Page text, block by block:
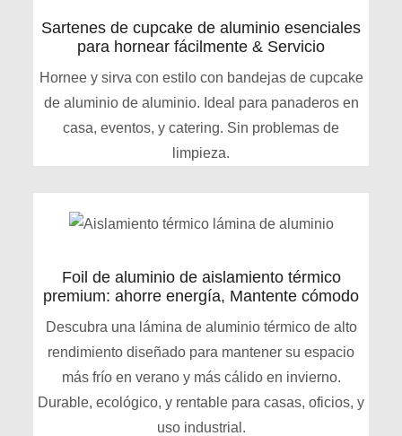
Sartenes de cupcake de aluminio esenciales
para hornear fácilmente & Servicio
Hornee y sirva con estilo con bandejas de cupcake
de aluminio de aluminio. Ideal para panaderos en
casa, eventos, y catering. Sin problemas de
limpieza.
Foil de aluminio de aislamiento térmico
premium: ahorre energía, Mantente cómodo
Descubra una lámina de aluminio térmico de alto
rendimiento diseñado para mantener su espacio
más frío en verano y más cálido en invierno.
Durable, ecológico, y rentable para casas, oficios, y
uso industrial.